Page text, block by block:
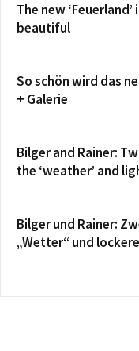
The new
beautiful
So schön wird das
+ Galerie
Bilger and Rainer:
the ‘weather’ and
Bilger und Rainer:
„Wetter“ und